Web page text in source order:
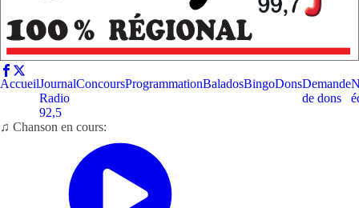
AccueilJournal
Radio
92,5
ConcoursProgrammationBaladosBingoDonsDemande
de dons
♫ Chanson en cours: